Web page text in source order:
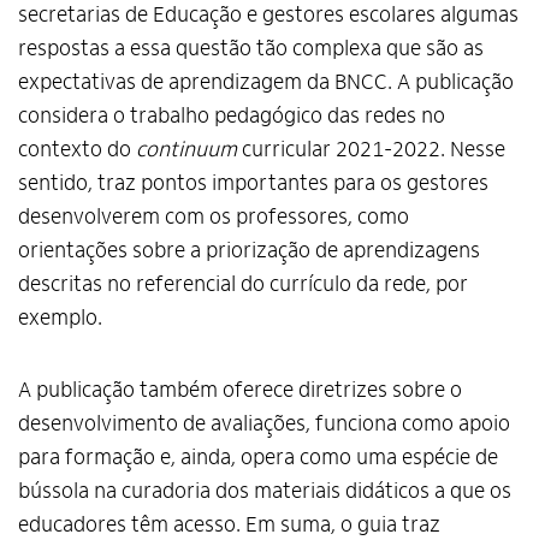
secretarias de Educação e gestores escolares algumas
respostas a essa questão tão complexa que são as
expectativas de aprendizagem da BNCC. A publicação
considera o trabalho pedagógico das redes no
contexto do continuumcurricular 2021-2022. Nesse
sentido, traz pontos importantes para os gestores
desenvolverem com os professores, como
orientações sobre a priorização de aprendizagens
descritas no referencial do currículo da rede, por
exemplo.
A publicação também oferece diretrizes sobre o
desenvolvimento de avaliações, funciona como apoio
para formação e, ainda, opera como uma espécie de
bússola na curadoria dos materiais didáticos a que os
educadores têm acesso. Em suma, o guia traz